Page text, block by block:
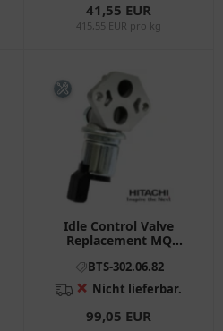
41,55 EUR
415,55 EUR pro kg
Idle Control Valve
Replacement MQ
BTS-302.06.82
❌ Nicht lieferbar.
99,05 EUR